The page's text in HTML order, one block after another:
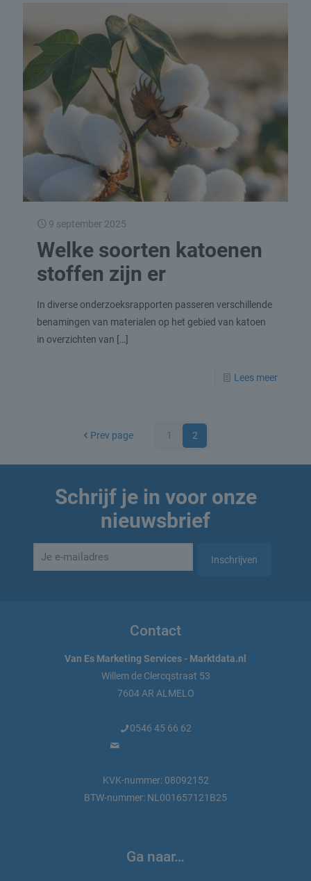
9 september 2025
Welke soorten katoenen
stoffen zijn er
In diverse onderzoeksrapporten passeren verschillende
benamingen van materialen op het gebied van katoen
in overzichten van […]
Lees meer
Prev page 1 2
Schrijf je in voor onze
nieuwsbrief
Contact
Van Es Marketing Services - Marktdata.nl
Willem de Clercqstraat 53
7604 AR ALMELO
0546 45 66 62
KVK-nummer: 08092152
BTW-nummer: NL001657121B25
Ga naar…